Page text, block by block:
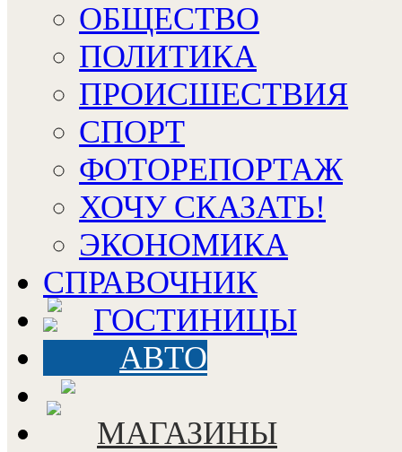
ОБЩЕСТВО
ПОЛИТИКА
ПРОИСШЕСТВИЯ
СПОРТ
ФОТОРЕПОРТАЖ
ХОЧУ СКАЗАТЬ!
ЭКОНОМИКА
СПРАВОЧНИК
ГОСТИНИЦЫ
АВТО
МАГАЗИНЫ